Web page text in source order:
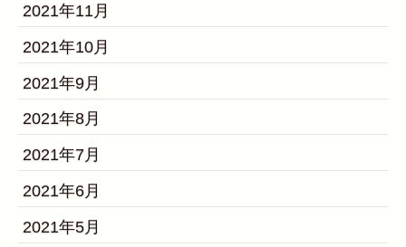
2021年11月
2021年10月
2021年9月
2021年8月
2021年7月
2021年6月
2021年5月